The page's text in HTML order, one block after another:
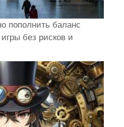
пополнить баланс
без рисков и